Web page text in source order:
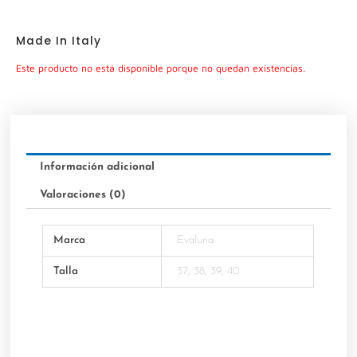
Made In Italy
Este producto no está disponible porque no quedan existencias.
Información adicional
Valoraciones (0)
Marca Evaluna
Talla 37, 38, 39, 40